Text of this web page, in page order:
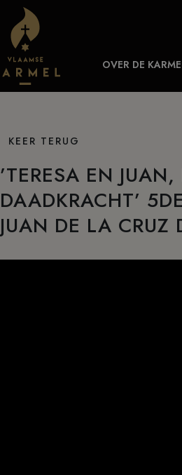
OVER DE
KEER TERUG
’TERESA EN
DAADKRACHT’
JUAN DE LA CRUZ